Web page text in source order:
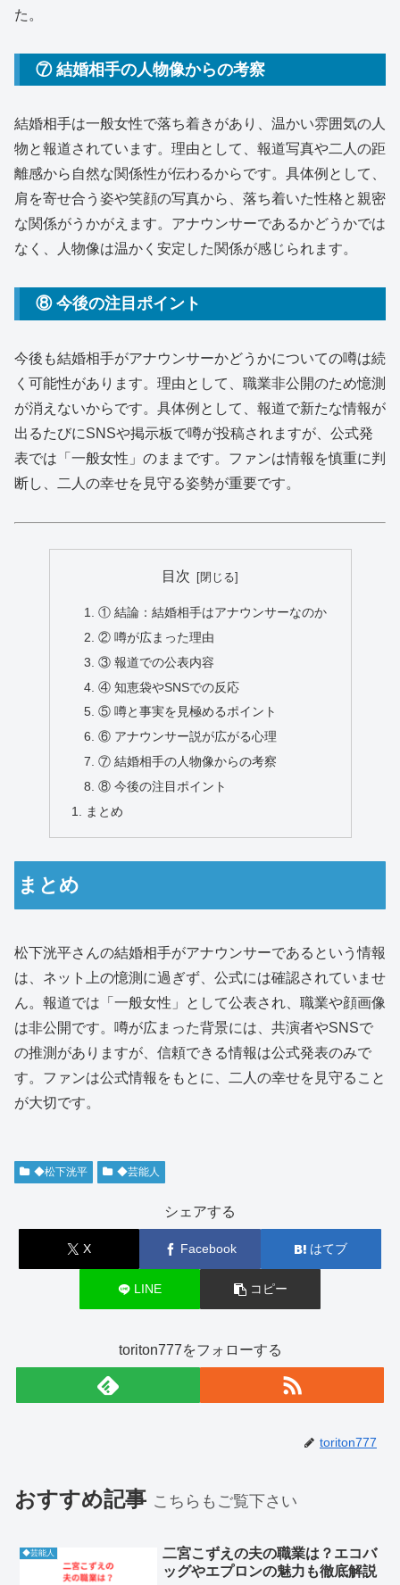
た。
⑦ 結婚相手の人物像からの考察
結婚相手は一般女性で落ち着きがあり、温かい雰囲気の人
物と報道されています。理由として、報道写真や二人の距
離感から自然な関係性が伝わるからです。具体例として、
肩を寄せ合う姿や笑顔の写真から、落ち着いた性格と親密
な関係がうかがえます。アナウンサーであるかどうかでは
なく、人物像は温かく安定した関係が感じられます。
⑧ 今後の注目ポイント
今後も結婚相手がアナウンサーかどうかについての噂は続
く可能性があります。理由として、職業非公開のため憶測
が消えないからです。具体例として、報道で新たな情報が
出るたびにSNSや掲示板で噂が投稿されますが、公式発
表では「一般女性」のままです。ファンは情報を慎重に判
断し、二人の幸せを見守る姿勢が重要です。
目次
① 結論：結婚相手はアナウンサーなのか
② 噂が広まった理由
③ 報道での公表内容
④ 知恵袋やSNSでの反応
⑤ 噂と事実を見極めるポイント
⑥ アナウンサー説が広がる心理
⑦ 結婚相手の人物像からの考察
⑧ 今後の注目ポイント
まとめ
まとめ
松下洸平さんの結婚相手がアナウンサーであるという情報
は、ネット上の憶測に過ぎず、公式には確認されていませ
ん。報道では「一般女性」として公表され、職業や顔画像
は非公開です。噂が広まった背景には、共演者やSNSで
の推測がありますが、信頼できる情報は公式発表のみで
す。ファンは公式情報をもとに、二人の幸せを見守ること
が大切です。
◆松下洸平 ◆芸能人
シェアする
X Facebook はてブ
LINE コピー
toriton777をフォローする
toriton777
おすすめ記事 こちらもご覧下さい
◆芸能人
二宮こずえの夫の職業は？エコバ
ッグやエプロンの魅力も徹底解説